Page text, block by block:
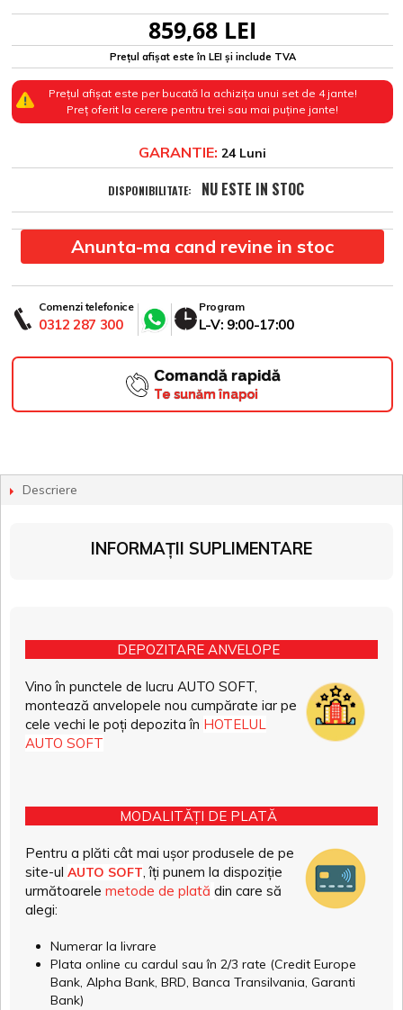
859,68 LEI
Prețul afișat este în LEI și include TVA
Prețul afișat este per bucată la achizița unui set de 4 jante!
Preț oferit la cerere pentru trei sau mai puține jante!
GARANTIE: 24 Luni
DISPONIBILITATE: NU ESTE IN STOC
Anunta-ma cand revine in stoc
Comenzi telefonice
0312 287 300
Program
L-V: 9:00-17:00
Comandă rapidă
Te sunăm înapoi
Descriere
INFORMAȚII SUPLIMENTARE
DEPOZITARE ANVELOPE
Vino în punctele de lucru AUTO SOFT,
montează anvelopele nou cumpărate iar pe
cele vechi le poți depozita în HOTELUL
AUTO SOFT
MODALITĂȚI DE PLATĂ
Pentru a plăti cât mai ușor produsele de pe
site-ul AUTO SOFT, îți punem la dispoziție
următoarele metode de plată din care să
alegi:
Numerar la livrare
Plata online cu cardul sau în 2/3 rate (Credit Europe
Bank, Alpha Bank, BRD, Banca Transilvania, Garanti
Bank)